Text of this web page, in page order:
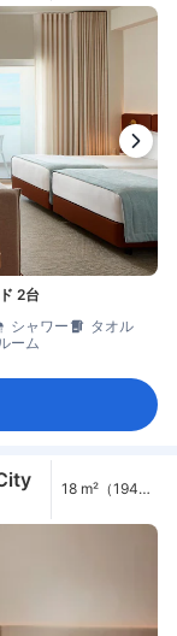
2台
シャワー
タオル
ーム
18 m²（194